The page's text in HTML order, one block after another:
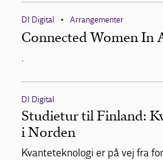
DI Digital • Arrangementer
Connected Women In
.
DI Digital
Studietur til Finland:
i Norden
Kvanteteknologi er på vej fra